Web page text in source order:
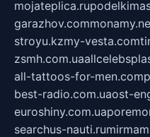
mojateplica.ru
garazhov.com
stroyu.kzmy-vesta.com
zsmh.com.ua
all-tattoos-for-men.com
best-radio.com.uaost-
euroshiny.com.ua
searchus-nauti.ru